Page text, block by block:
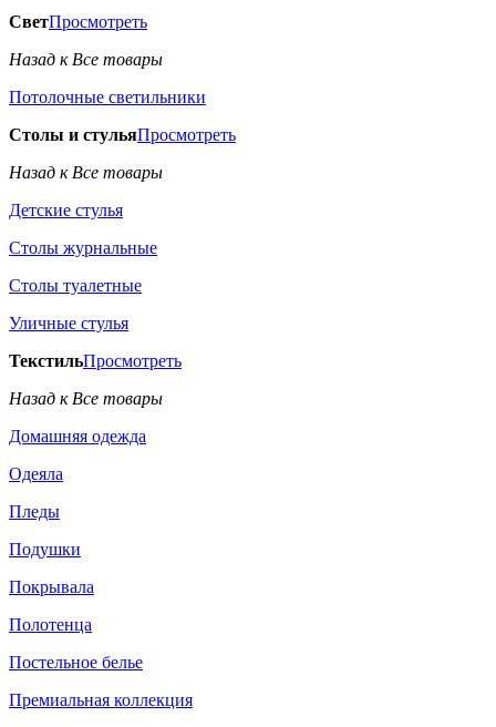
СветПросмотреть
Назад к Все товары
Потолочные светильники
Столы и стульяПросмотреть
Назад к Все товары
Детские стулья
Столы журнальные
Столы туалетные
Уличные стулья
ТекстильПросмотреть
Назад к Все товары
Домашняя одежда
Одеяла
Пледы
Подушки
Покрывала
Полотенца
Постельное белье
Премиальная коллекция